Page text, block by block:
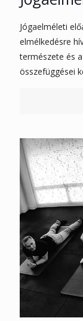
Jógaelméleti
elmélkedésre
természete és
összefüggései